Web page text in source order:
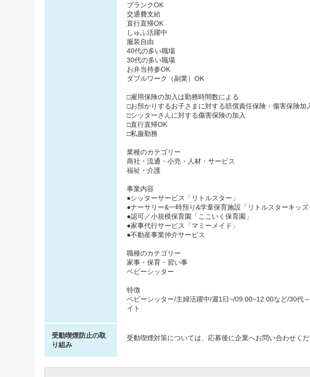
ブランクOK
交通費支給
直行直帰OK
しゅふ活躍中
服装自由
40代の多い職場
30代の多い職場
お弁当持参OK
ダブルワーク（副業）OK
□雇用保険の加入は勤務時間数による
□お預かりするお子さまに対する賠償責任保険・傷害保険加
□シッターさんに対する傷害保険の加入
□直行直帰OK
□私服勤務
業種のカテゴリー
商社・流通・小売・人材・サービス
福祉・介護
事業内容
●シッターサービス「リトルスター」
●ナーサリー&一時預り&学童保育施設「リトルスターキッズ
●認可／小規模保育園「ここいく保育園」
●家事代行サービス「マミーメイド」
●不動産事業仲介サービス
職種のカテゴリー
家事・保育・習い事
ベビーシッター
特徴
ベビーシッター/主婦活躍中/週1日~/09:00~12:00など/30代
イト
受動喫煙防止の取
り組み
受動喫煙対策については、応募後に企業へお問い合わせく